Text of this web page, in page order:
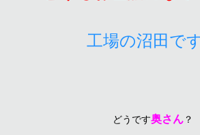
工場の沼田で
どうです奥さん ？